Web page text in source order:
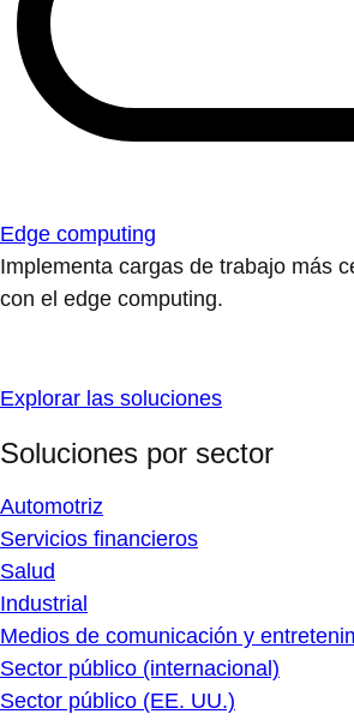
Edge computing
Implementa cargas de trabajo más
con el edge computing.
Explorar las soluciones
Soluciones por sector
Automotriz
Servicios financieros
Salud
Industrial
Medios de comunicación y
Sector público (internacional)
Sector público (EE. UU.)